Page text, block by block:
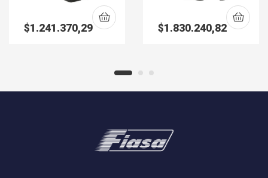
$1.241.370,29 $1.830.240,82